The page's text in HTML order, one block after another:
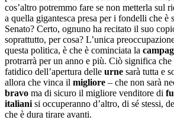
cos’altro potremmo fare se non metterla sul
a quella gigantesca presa per i fondelli che è
Senato? Certo, ognuno ha recitato il suo
soprattutto, per cosa? L’unica
questa politica, è che è cominciata la
protrarrà per un anno e più. Ciò significa
fatidico dell’apertura delle urne sarà tutta e
allora che vinca il migliore – che non sarà
bravo ma di sicuro il migliore venditore di
italiani si occuperanno d’altro, di sé stessi,
che è dura tirare avanti.